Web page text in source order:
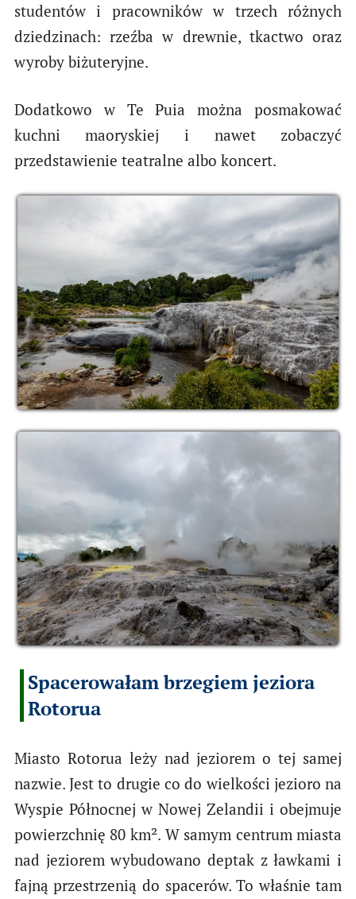
studentów i pracowników w trzech różnych
dziedzinach: rzeźba w drewnie, tkactwo oraz
wyroby biżuteryjne.
Dodatkowo w Te Puia można posmakować
kuchni maoryskiej i nawet zobaczyć
przedstawienie teatralne albo koncert.
Spacerowałam brzegiem jeziora
Rotorua
Miasto Rotorua leży nad jeziorem o tej samej
nazwie. Jest to drugie co do wielkości jezioro na
Wyspie Północnej w Nowej Zelandii i obejmuje
powierzchnię 80 km². W samym centrum miasta
nad jeziorem wybudowano deptak z ławkami i
fajną przestrzenią do spacerów. To właśnie tam